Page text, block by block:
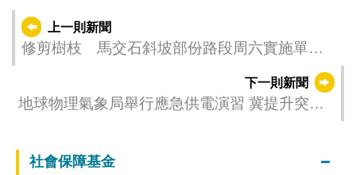
上一則新聞
修剪樹枝 馬交石斜坡部份路段周六實施單向
下一則新聞
地球物理氣象局舉行應急供電演習 冀提升突發
社會保障基金